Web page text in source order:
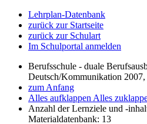
Lehrplan-Datenbank
zurück zur Startseite
zurück zur Schulart
Im Schulportal anmelden
Berufsschule - duale
Deutsch/Kommunikation
zum Anfang
Alles aufklappen Alles
Anzahl der Lernziele und -
Materialdatenbank: 13